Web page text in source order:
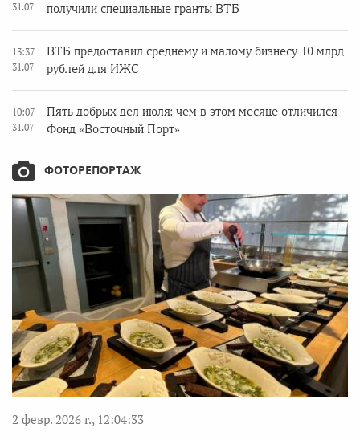
31.07
получили специальные гранты ВТБ
13:37
31.07
ВТБ предоставил среднему и малому бизнесу 10 млрд
рублей для ИЖС
10:07
31.07
Пять добрых дел июля: чем в этом месяце отличился
Фонд «Восточный Порт»
ФОТОРЕПОРТАЖ
2 февр. 2026 г., 12:04:33